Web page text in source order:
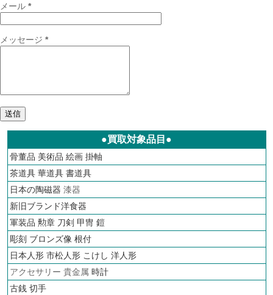
メール *
メッセージ *
●買取対象品目●
骨董品 美術品 絵画 掛軸
茶道具 華道具 書道具
日本の陶磁器 漆器
新旧ブランド洋食器
軍装品 勲章 刀剣 甲冑 鎧
彫刻 ブロンズ像 根付
日本人形 市松人形 こけし 洋人形
アクセサリー 貴金属 時計
古銭 切手